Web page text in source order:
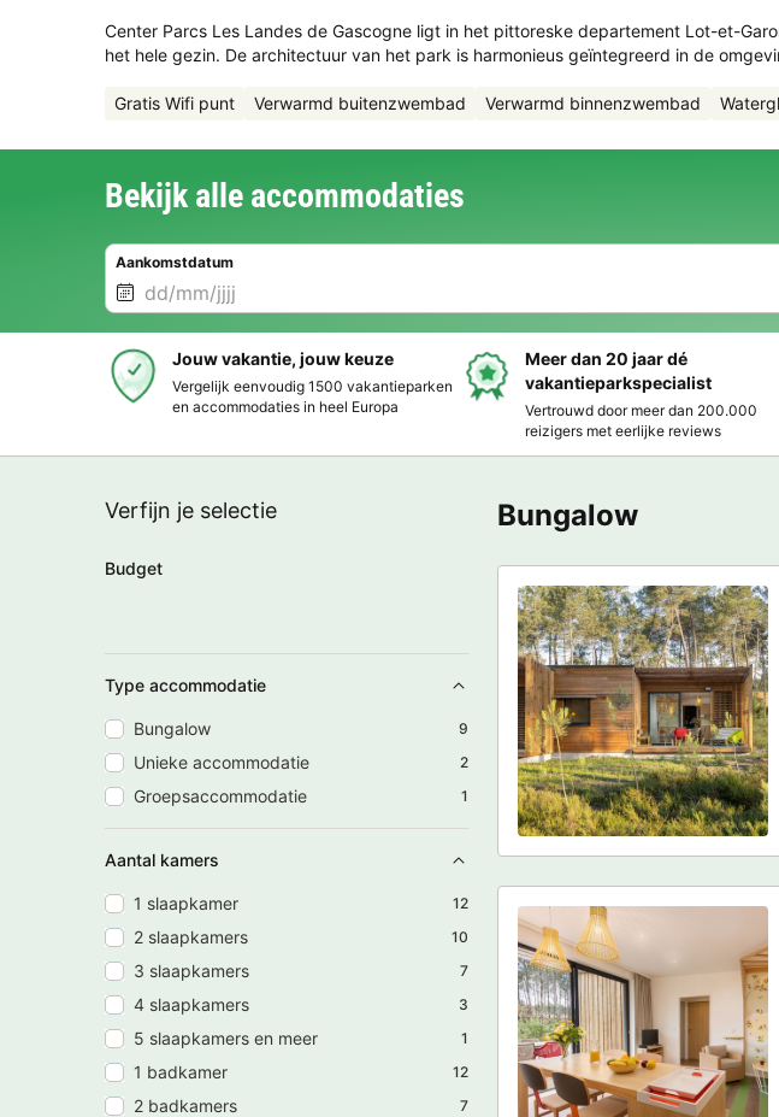
Center Parcs Les Landes de Gascogne ligt in het pittoreske departement Lot-et-
het hele gezin. De architectuur van het park is harmonieus geïntegreerd in de
Gratis Wifi punt Verwarmd buitenzwembad Verwarmd binnenzwembad
Bekijk alle accommodaties
Aankomstdatum
Jouw vakantie, jouw keuze
Vergelijk eenvoudig 1500 vakantieparken
en accommodaties in heel Europa
Meer dan 20 jaar dé
vakantieparkspecialist
Vertrouwd door meer dan 200.000
reizigers met eerlijke reviews
Verfijn je selectie
Budget
Type accommodatie
Bungalow 9
Unieke accommodatie 2
Groepsaccommodatie 1
Aantal kamers
1 slaapkamer 12
2 slaapkamers 10
3 slaapkamers 7
4 slaapkamers 3
5 slaapkamers en meer 1
1 badkamer 12
2 badkamers 7
Bungalow